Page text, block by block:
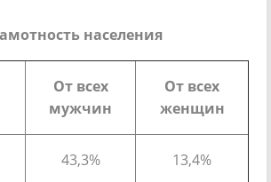
населения
От всех
мужчин
От всех
женщин
43,3% 13,4%